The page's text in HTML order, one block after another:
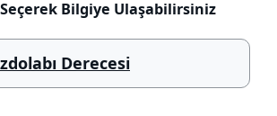
Bilgiye Ulaşabilirsiniz
Derecesi